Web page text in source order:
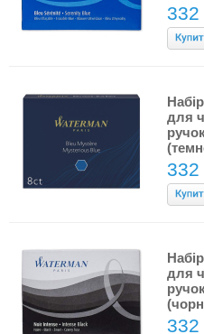
332
для
332
для
332